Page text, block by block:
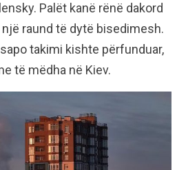
Palët kanë rënë dakord
raund të dytë bisedimesh.
takimi kishte përfunduar,
të mëdha në Kiev.